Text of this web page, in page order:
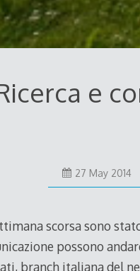
e
27 May 2014
scorsa sono
possono
branch italiana del